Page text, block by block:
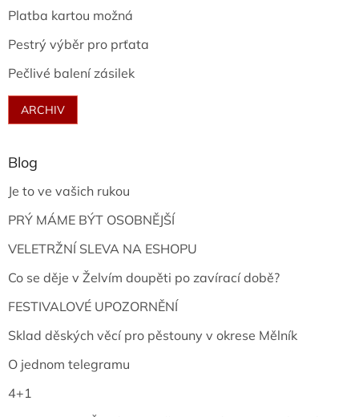
Platba kartou možná
Pestrý výběr pro prťata
Pečlivé balení zásilek
ARCHIV
Blog
Je to ve vašich rukou
PRÝ MÁME BÝT OSOBNĚJŠÍ
VELETRŽNÍ SLEVA NA ESHOPU
Co se děje v Želvím doupěti po zavírací době?
FESTIVALOVÉ UPOZORNĚNÍ
Sklad děských věcí pro pěstouny v okrese Mělník
O jednom telegramu
4+1